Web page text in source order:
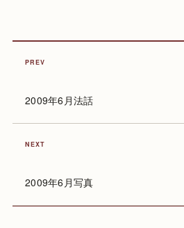
PREV
2009年6月法話
NEXT
2009年6月写真